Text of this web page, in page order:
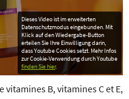
Dieses Video ist im erweiterten
Datenschutzmodus eingebunden. Mit
Klick auf den Wiedergabe-Button
erteilen Sie Ihre Einwilligung darin,
dass Youtube Cookies setzt. Mehr Infos
zur Cookie-Verwendung durch Youtube
finden Sie hier.
B, vitamines C et E,